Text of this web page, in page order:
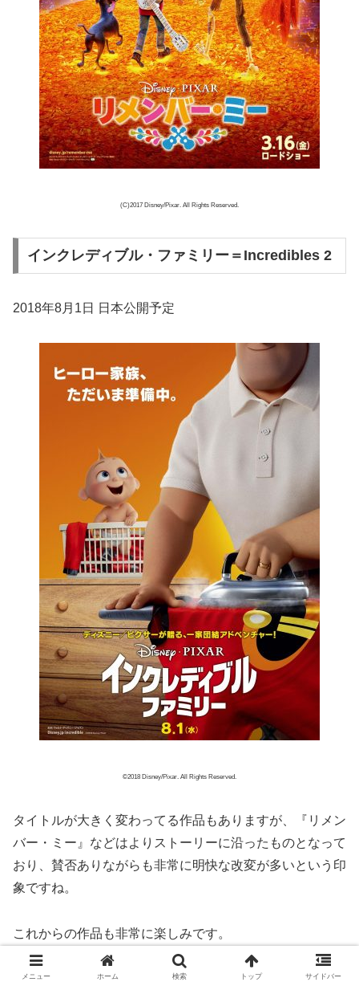
(C)2017 Disney/Pixar. All Rights Reserved.
インクレディブル・ファミリー＝Incredibles 2
2018年8月1日 日本公開予定
©2018 Disney/Pixar. All Rights Reserved.
タイトルが大きく変わってる作品もありますが、『リメン
バー・ミー』などはよりストーリーに沿ったものとなって
おり、賛否ありながらも非常に明快な改変が多いという印
象ですね。
これからの作品も非常に楽しみです。
(文：シネマズ編集部)
メニュー ホーム 検索 トップ サイドバー